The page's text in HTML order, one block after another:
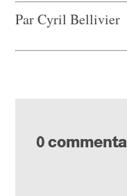
Par Cyril Bellivier
0